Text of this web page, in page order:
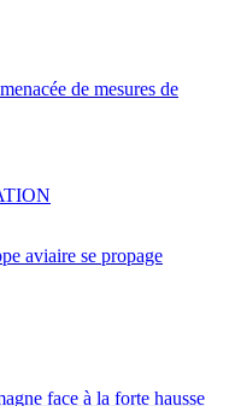
de mesures de
aviaire se propage
face à la forte hausse